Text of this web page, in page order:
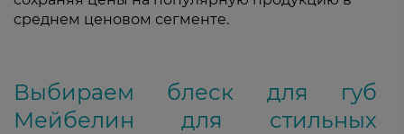
среднем ценовом сегменте.
Выбираем блеск для губ
Мейбелин для стильных